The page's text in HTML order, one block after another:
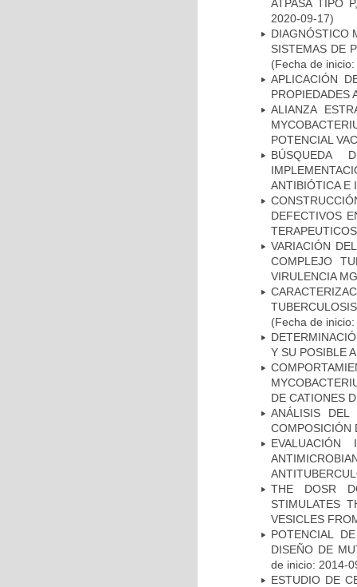
ATPASA TIPO
2020-09-17)
DIAGNÓSTICO
SISTEMAS DE
(Fecha de
APLICACIÓN
PROPIEDADES
ALIANZA
POTENCIAL
BÚSQUEDA
ANTIBIÓTICA E
DEFECTIVOS
VARIACIÓN
COMPLEJO
VIRULENCIA
(Fecha de
Y SU POSIBLE
DE CATIONES
ANÁLISIS DEL
COMPOSICIÓN
THE DOSR
STIMULATES
VESICLES
POTENCIAL
DISEÑO DE
de inicio: 2014-
ESTUDIO DE